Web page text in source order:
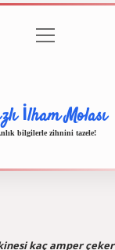
menüyü
aç
İlham Molası
bilgilerle zihnini tazele!
kaç amper çeker